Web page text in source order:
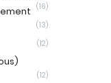
(16)
(13)
(12)
(12)